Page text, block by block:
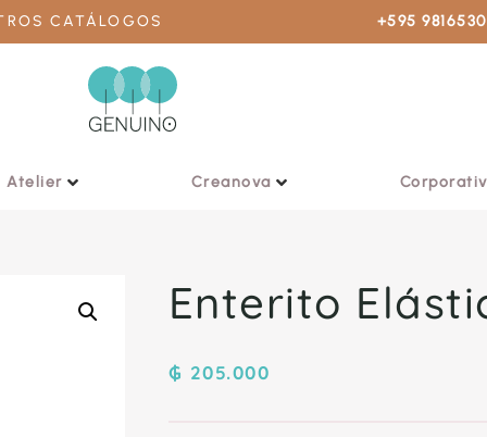
CATÁLOGOS +595
Atelier Creanova
Enterito
₲ 205.000